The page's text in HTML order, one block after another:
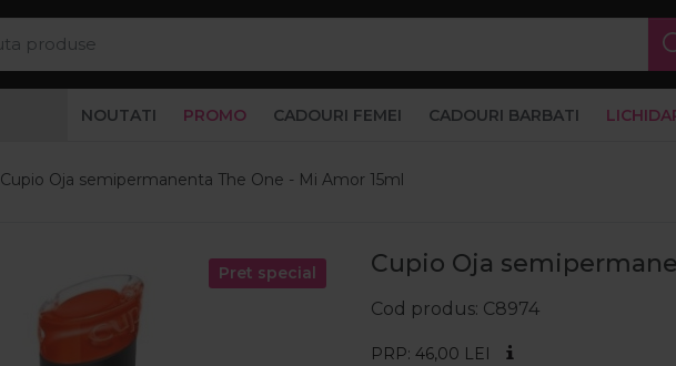
NOUTATI PROMO CADOURI FEMEI CADOURI BARBATI
Cupio Oja semipermanenta The One - Mi Amor 15ml
Pret special Cupio Oja
Cod produs C8974
PRP: 46,00 LEI